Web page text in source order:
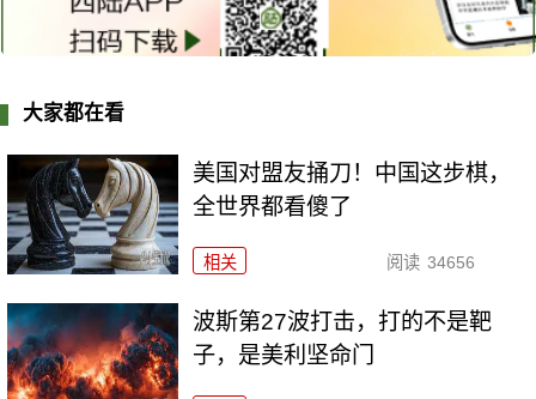
大家都在看
美国对盟友捅刀！中国这步棋，
全世界都看傻了
相关 阅读 34656
波斯第27波打击，打的不是靶
子，是美利坚命门